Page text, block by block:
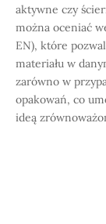
aktywne czy
można oceniać
EN), które
materiału w
zarówno w
opakowań, co
ideą